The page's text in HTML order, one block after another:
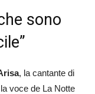
sono
, la cantante di
la voce de La Notte